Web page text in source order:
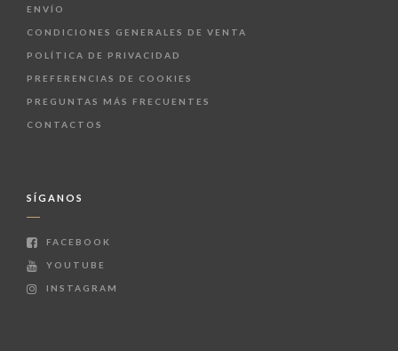
ENVÍO
CONDICIONES GENERALES DE VENTA
POLÍTICA DE PRIVACIDAD
PREFERENCIAS DE COOKIES
PREGUNTAS MÁS FRECUENTES
CONTACTOS
SÍGANOS
FACEBOOK
YOUTUBE
INSTAGRAM